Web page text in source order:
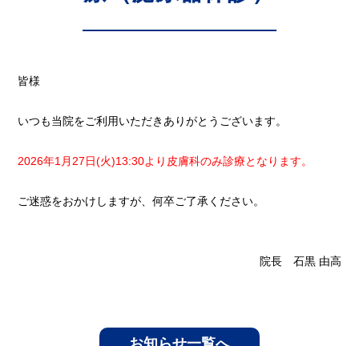
皆様
いつも当院をご利用いただきありがとうございます。
2026年1月27日(火)13:30より皮膚科のみ診療となります。
ご迷惑をおかけしますが、何卒ご了承ください。
院長 石黒 由高